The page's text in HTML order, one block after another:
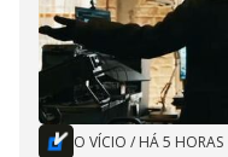
O VÍCIO / HÁ 5 HORAS